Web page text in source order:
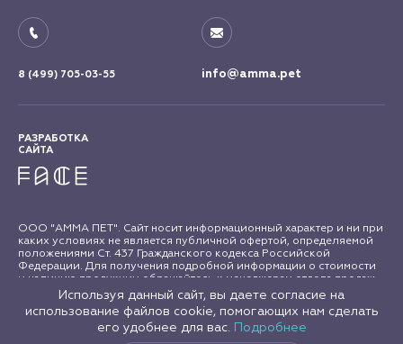
8 (499) 705-03-55 info@amma.pet
РАЗРАБОТКА
САЙТА
ООО "АММА ПЕТ". Сайт носит информационный характер и ни при
каких условиях не является публичной офертой, определяемой
положениями Ст. 437 Гражданского кодекса Российской
Федерации. Для получения подробной информации о стоимости
и наличию продукции обращайтесь к менеджерам отдела продаж
"АММА ПЕТ". Все права на материалы сайта amma.pet защищены в
соответствии с российским и международным законодательством
об авторском праве и смежных правах. Любое использование
материалов сайта допускается только с письменного согласия
Используя данный сайт, вы даете согласие на
использование файлов cookie, помогающих нам сделать
его удобнее для вас. Подробнее